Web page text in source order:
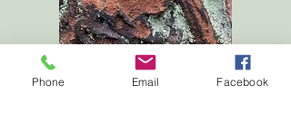
Phone Email Facebook